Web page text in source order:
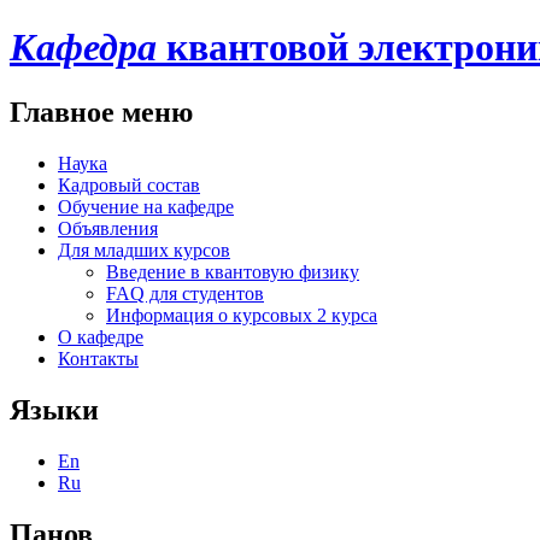
Кафедра квантовой
Главное меню
Наука
Кадровый состав
Обучение на кафедре
Объявления
Для младших курсов
Введение в квантовую физику
FAQ для студентов
Информация о курсовых 2 курса
О кафедре
Контакты
Языки
En
Ru
Панов